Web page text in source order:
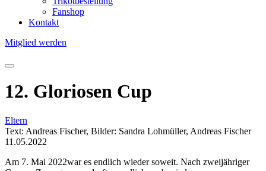
Fanshop
Kontakt
Mitglied werden
12. Gloriosen Cup
Eltern
Text: Andreas Fischer, Bilder: Sandra Lohmüller, Andreas Fischer
11.05.2022
Am 7. Mai 2022war es endlich wieder soweit. Nach zweijähriger